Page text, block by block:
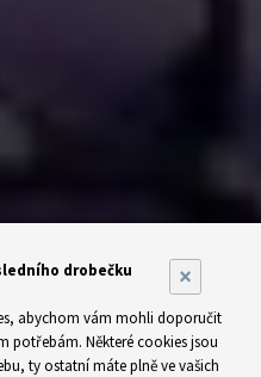
×
drobečku
abychom vám mohli doporučit
potřebám. Některé cookies jsou
ty ostatní máte plně ve vašich